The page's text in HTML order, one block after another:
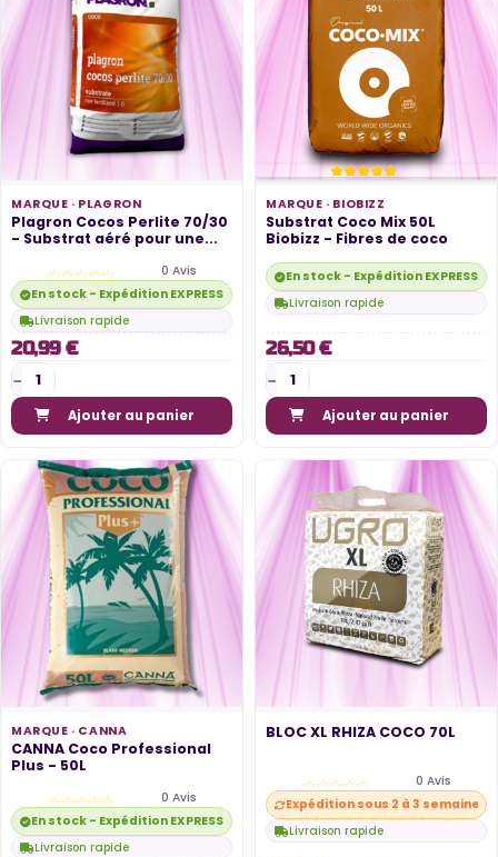
MARQUE · PLAGRON
Plagron Cocos Perlite 70/30
- Substrat aéré pour une...
0 Avis
En stock - Expédition EXPRESS disponible
Livraison rapide
20,99 €
Ajouter au panier
MARQUE · BIOBIZZ
Substrat Coco Mix 50L
Biobizz - Fibres de coco
En stock - Expédition EXPRESS
Livraison rapide
26,50 €
Ajouter au panier
MARQUE · CANNA
CANNA Coco Professional
Plus - 50L
0 Avis
En stock - Expédition EXPRESS disponible
Livraison rapide
BLOC XL RHIZA COCO 70L
0 Avis
Expédition sous 2 à 3 semaines
Livraison rapide